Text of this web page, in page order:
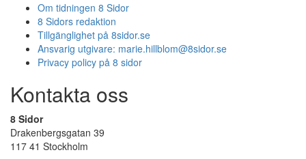
Om tidningen 8 Sidor
8 Sidors redaktion
Tillgänglighet på 8sidor.se
Ansvarig utgivare: marie.hillblom@8sidor.se
Privacy policy på 8 sidor
Kontakta oss
8 Sidor
Drakenbergsgatan 39
117 41 Stockholm